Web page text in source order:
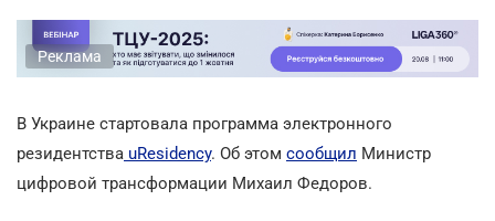
Реклама
В Украине стартовала программа электронного
резидентства uResidency. Об этом сообщил Министр
цифровой трансформации Михаил Федоров.